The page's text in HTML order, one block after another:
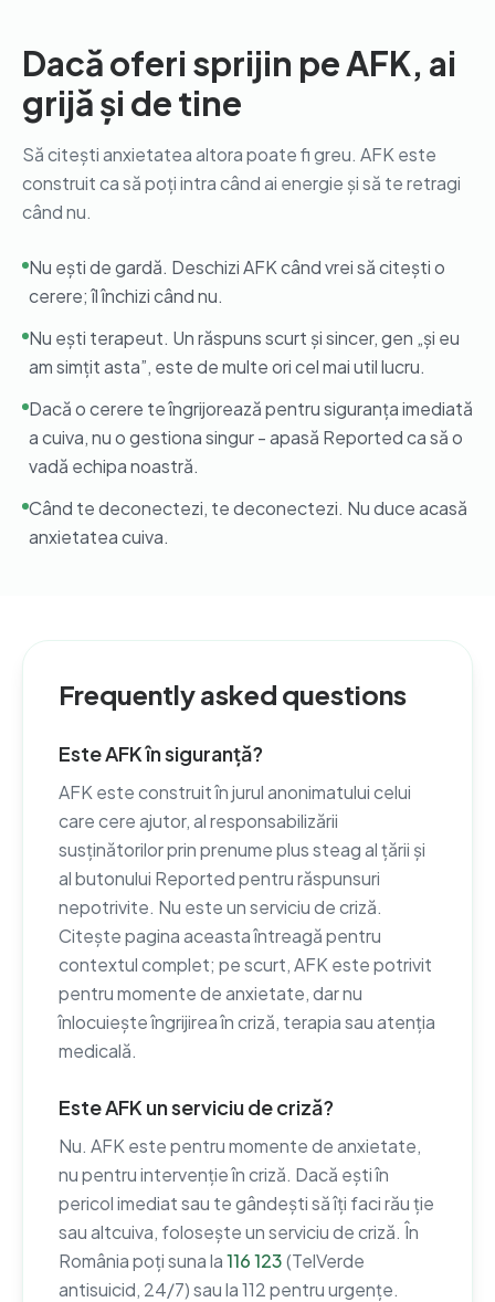
Dacă oferi sprijin pe AFK, ai
grijă și de tine
Să citești anxietatea altora poate fi greu. AFK este
construit ca să poți intra când ai energie și să te retragi
când nu.
Nu ești de gardă. Deschizi AFK când vrei să citești o
cerere; îl închizi când nu.
Nu ești terapeut. Un răspuns scurt și sincer, gen „și eu
am simțit asta”, este de multe ori cel mai util lucru.
Dacă o cerere te îngrijorează pentru siguranța imediată
a cuiva, nu o gestiona singur - apasă Reported ca să o
vadă echipa noastră.
Când te deconectezi, te deconectezi. Nu duce acasă
anxietatea cuiva.
Frequently asked questions
Este AFK în siguranță?
AFK este construit în jurul anonimatului celui
care cere ajutor, al responsabilizării
susținătorilor prin prenume plus steag al țării și
al butonului Reported pentru răspunsuri
nepotrivite. Nu este un serviciu de criză.
Citește pagina aceasta întreagă pentru
contextul complet; pe scurt, AFK este potrivit
pentru momente de anxietate, dar nu
înlocuiește îngrijirea în criză, terapia sau atenția
medicală.
Este AFK un serviciu de criză?
Nu. AFK este pentru momente de anxietate,
nu pentru intervenție în criză. Dacă ești în
pericol imediat sau te gândești să îți faci rău ție
sau altcuiva, folosește un serviciu de criză. În
România poți suna la116 123(TelVerde
antisuicid, 24/7) sau la 112 pentru urgențe.